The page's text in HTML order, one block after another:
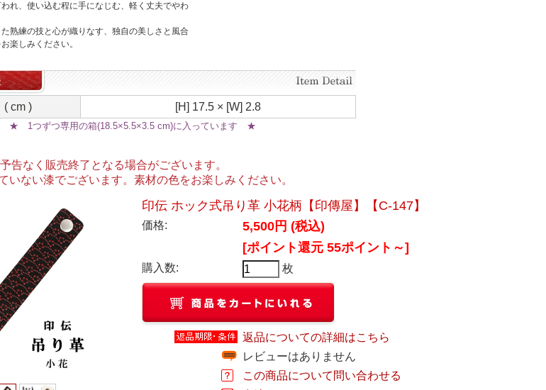
れ、使い込む程に手になじむ、軽く丈夫でやわ
熟練の技と心が織りなす、独自の美しさと風合
楽しみください。
cm ) [H] 17.5 × [W] 2.8
★ 1つずつ専用の箱(18.5×5.5×3.5 cm)に入っています ★
告なく販売終了となる場合がございます。
いない漆でございます。素材の色をお楽しみください。
印伝 ホック式吊り革 小花柄【印傳屋】【C-147】
価格:
5,500円 (税込)
[ポイント還元 55ポイント～]
購入数: 枚
返品についての詳細はこちら
レビューはありません
この商品について問い合わせる